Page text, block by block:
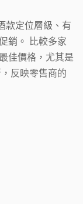
款定位層級、有
銷。 比較多家
佳價格，尤其是
反映零售商的